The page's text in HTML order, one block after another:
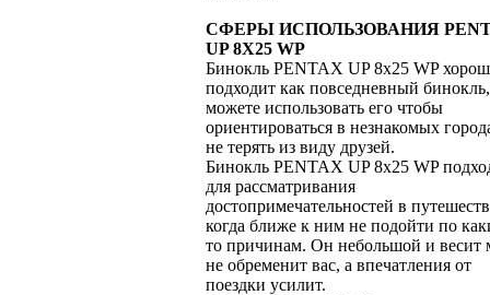
СФЕРЫ ИСПОЛЬЗОВАНИЯ
UP 8X25 WP
Бинокль PENTAX UP 8x25 WP
подходит как повседневный
можете использовать его чтобы
ориентироваться в незнакомых
не терять из виду друзей.
Бинокль PENTAX UP 8x25 WP
для рассматривания
достопримечательностей в
когда ближе к ним не подойти по
то причинам. Он небольшой и весит
не обременит вас, а впечатления от
поездки усилит.